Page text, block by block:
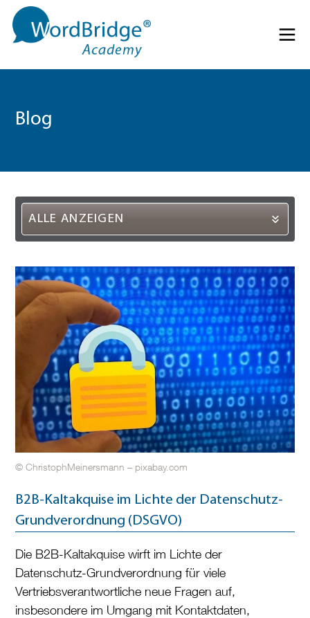
Direkt zum Inhalt springen
Blog
ALLE ANZEIGEN
© ChristophMeinersmann – pixabay.com
B2B-Kaltakquise im Lichte der Datenschutz-
Grundverordnung (DSGVO)
Die B2B-Kaltakquise wirft im Lichte der
Datenschutz-Grundverordnung für viele
Vertriebsverantwortliche neue Fragen auf,
insbesondere im Umgang mit Kontaktdaten,